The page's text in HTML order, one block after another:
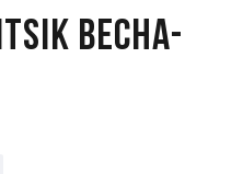
весна-